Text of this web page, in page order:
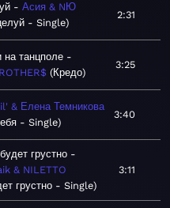
Асия & NЮ
- Single
2:31
на танцполе
Кредо
3:25
& Елена Темникова
- Single
3:40
грустно
& NILETTO
грустно - Single
3:11